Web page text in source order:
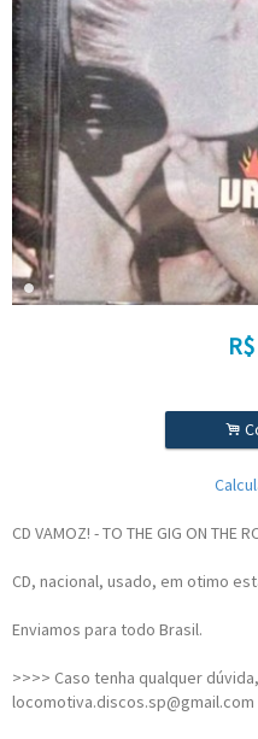
R$
.
CD VAMOZ! - TO THE GIG ON THE
CD, nacional, usado, em otimo
Enviamos para todo Brasil.
>>>> Caso tenha qualquer
locomotiva.discos.sp@gmail.com